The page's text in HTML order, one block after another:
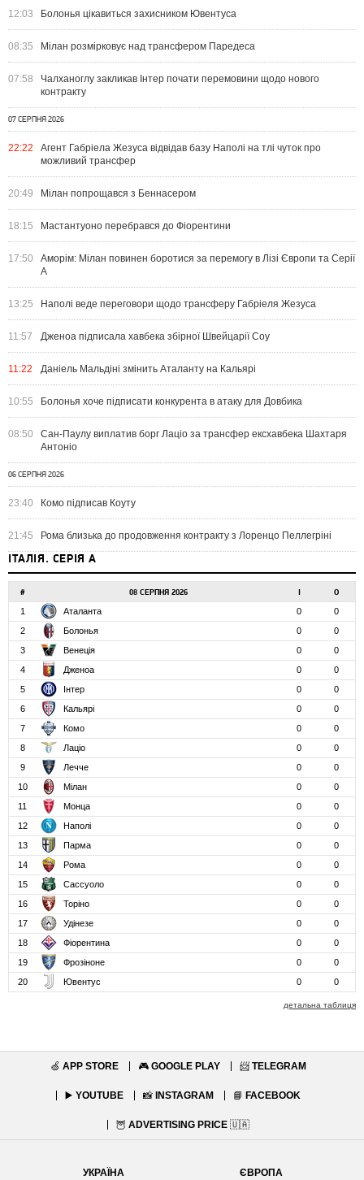
12:03 Болонья цікавиться захисником Ювентуса
08:35 Мілан розмірковує над трансфером Паредеса
07:58
Чалханоглу закликав Інтер почати перемовини щодо нового
контракту
07 СЕРПНЯ 2026
22:22
Агент Габріела Жезуса відвідав базу Наполі на тлі чуток про
можливий трансфер
20:49 Мілан попрощався з Беннасером
18:15 Мастантуоно перебрався до Фіорентини
17:50
Аморім: Мілан повинен боротися за перемогу в Лізі Європи та Серії
А
13:25 Наполі веде переговори щодо трансферу Габріеля Жезуса
11:57 Дженоа підписала хавбека збірної Швейцарії Соу
11:22 Даніель Мальдіні змінить Аталанту на Кальярі
10:55 Болонья хоче підписати конкурента в атаку для Довбика
08:50
Сан-Паулу виплатив борг Лаціо за трансфер ексхавбека Шахтаря
Антоніо
06 СЕРПНЯ 2026
23:40 Комо підписав Коуту
21:45 Рома близька до продовження контракту з Лоренцо Пеллегріні
ІТАЛІЯ. СЕРІЯ А
# 08 СЕРПНЯ 2026 І О
1 Аталанта 0
0
2
Болонья 0
0
3
Венеція 0
0
4
Дженоа 0
0
5
Інтер 0
0
6
Кальярі 0
0
7
Комо 0
0
8
Лаціо 0
0
9
Лечче 0
0
10
Мілан 0
0
11
Монца 0
0
12
Наполі 0
0
13
Парма 0
0
14
Рома 0
0
15
Сассуоло 0
0
16
Торіно 0
0
17
Удінезе 0
0
18
Фіорентина 0
0
19
Фрозіноне 0
0
20
Ювентус 0 0
детальна таблиця
🍏 APP STORE 🎮 GOOGLE PLAY 📨 TELEGRAM
▶️ YOUTUBE 📸 INSTAGRAM 📘 FACEBOOK
🦉 ADVERTISING PRICE 🇺🇦
УКРАЇНА
ЄВРОПА